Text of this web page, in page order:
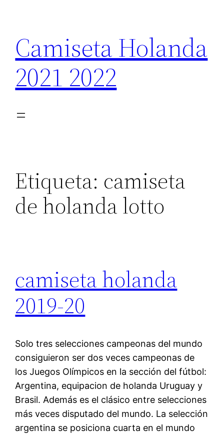
contenido
Camiseta Holanda
2021 2022
Etiqueta: camiseta
de holanda lotto
camiseta holanda
2019-20
Solo tres selecciones campeonas del mundo
consiguieron ser dos veces campeonas de
los Juegos Olímpicos en la sección del fútbol:
Argentina, equipacion de holanda Uruguay y
Brasil. Además es el clásico entre selecciones
más veces disputado del mundo. La selección
argentina se posiciona cuarta en el mundo